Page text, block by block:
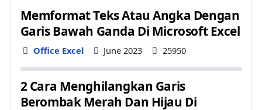
Memformat Teks Atau Angka Dengan
Garis Bawah Ganda Di Microsoft Excel
Details
Office Excel June 2023 25950
2 Cara Menghilangkan Garis
Berombak Merah Dan Hijau Di